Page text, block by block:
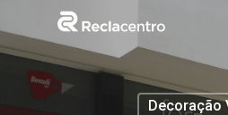
Decoração